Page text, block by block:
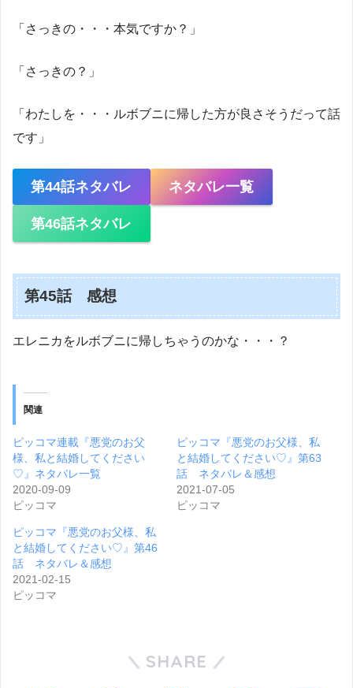
「さっきの・・・本気ですか？」
「さっきの？」
「わたしを・・・ルボブニに帰した方が良さそうだって話
です」
第44話ネタバレ ネタバレ一覧
第46話ネタバレ
第45話 感想
エレニカをルボブニに帰しちゃうのかな・・・？
関連
ピッコマ連載『悪党のお父
様、私と結婚してください
♡』ネタバレ一覧
2020-09-09
ピッコマ
ピッコマ『悪党のお父様、私
と結婚してください♡』第63
話 ネタバレ＆感想
2021-07-05
ピッコマ
ピッコマ『悪党のお父様、私
と結婚してください♡』第46
話 ネタバレ＆感想
2021-02-15
ピッコマ
SHARE